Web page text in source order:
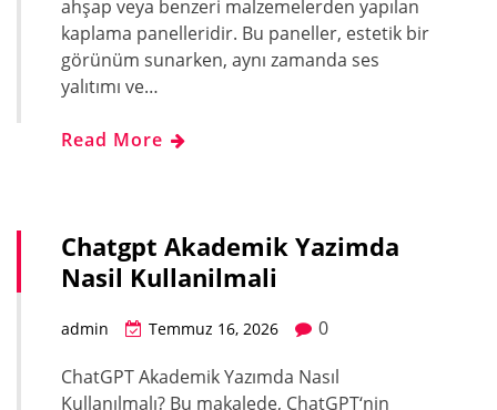
ahşap veya benzeri malzemelerden yapılan
kaplama panelleridir. Bu paneller, estetik bir
görünüm sunarken, aynı zamanda ses
yalıtımı ve…
Read More
Chatgpt Akademik Yazimda
Nasil Kullanilmali
admin Temmuz 16, 2026
0
ChatGPT Akademik Yazımda Nasıl
Kullanılmalı? Bu makalede, ChatGPT‘nin